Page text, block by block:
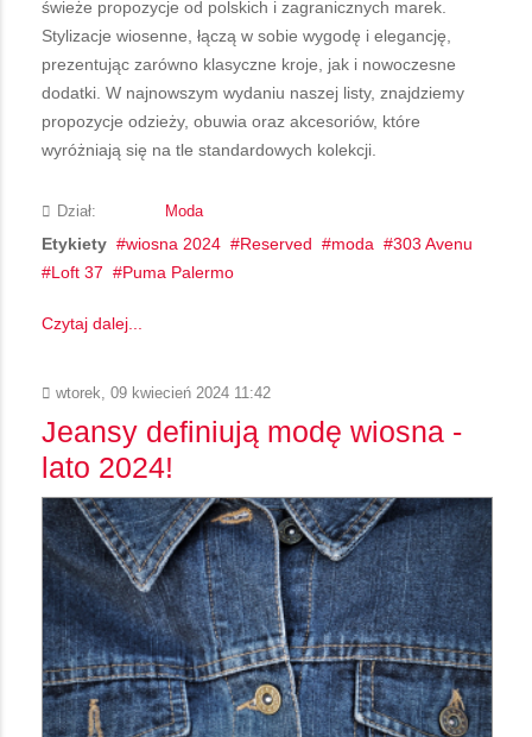
świeże propozycje od polskich i zagranicznych marek.
Stylizacje wiosenne, łączą w sobie wygodę i elegancję,
prezentując zarówno klasyczne kroje, jak i nowoczesne
dodatki. W najnowszym wydaniu naszej listy, znajdziemy
propozycje odzieży, obuwia oraz akcesoriów, które
wyróżniają się na tle standardowych kolekcji.
Dział: Moda
Etykiety wiosna 2024 Reserved moda
303 Avenu
Loft 37
Puma Palermo
Czytaj dalej...
wtorek, 09 kwiecień 2024 11:42
Jeansy definiują modę wiosna -
lato 2024!